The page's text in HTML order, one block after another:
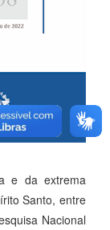
e da extrema
Santo, entre
Nacional